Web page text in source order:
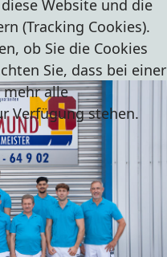
Website und die
(Tracking Cookies).
ob Sie die Cookies
Sie, dass bei einer
alle
Verfügung stehen.